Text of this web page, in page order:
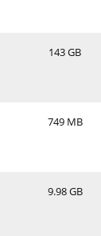
143 GB
749 MB
9.98 GB